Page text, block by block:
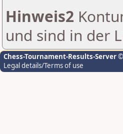
Hinweis2
und sind in der
Chess-Tournament-Results-Server
Legal details/Terms of use